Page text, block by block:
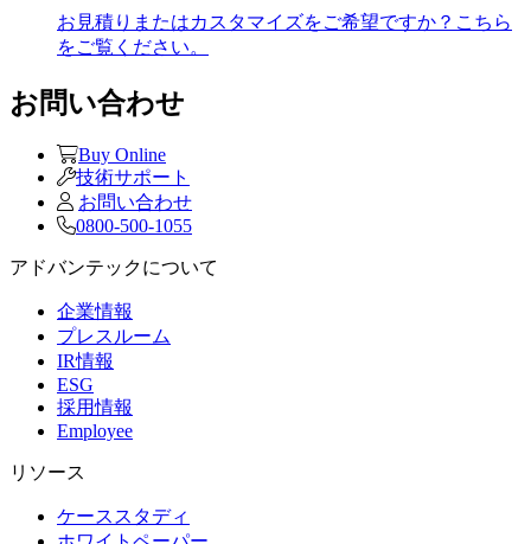
お見積りまたはカスタマイズをご希望ですか？こちら
をご覧ください。
お問い合わせ
Buy Online
技術サポート
お問い合わせ
0800-500-1055
アドバンテックについて
企業情報
プレスルーム
IR情報
ESG
採用情報
Employee
リソース
ケーススタディ